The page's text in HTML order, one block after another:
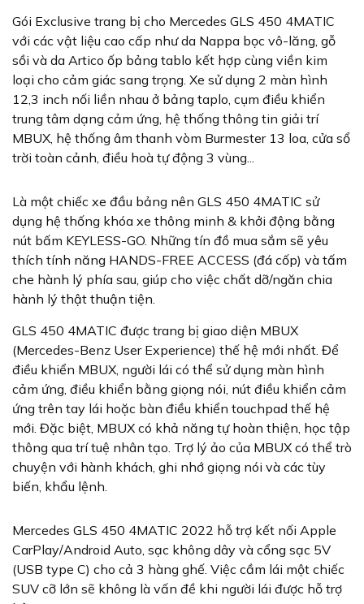
Gói Exclusive trang bị cho Mercedes GLS 450 4MATIC
với các vật liệu cao cấp như da Nappa bọc vô-lăng, gỗ
sồi và da Artico ốp bảng tablo kết hợp cùng viền kim
loại cho cảm giác sang trọng. Xe sử dụng 2 màn hình
12,3 inch nối liền nhau ở bảng taplo, cụm điều khiển
trung tâm dạng cảm ứng, hệ thống thông tin giải trí
MBUX, hệ thống âm thanh vòm Burmester 13 loa, cửa sổ
trời toàn cảnh, điều hoà tự động 3 vùng...
Là một chiếc xe đầu bảng nên GLS 450 4MATIC sử
dụng hệ thống khóa xe thông minh & khởi động bằng
nút bấm KEYLESS-GO. Những tín đồ mua sắm sẽ yêu
thích tính năng HANDS-FREE ACCESS (đá cốp) và tấm
che hành lý phía sau, giúp cho việc chất dỡ/ngăn chia
hành lý thật thuận tiện.
GLS 450 4MATIC được trang bị giao diện MBUX
(Mercedes-Benz User Experience) thế hệ mới nhất. Để
điều khiển MBUX, người lái có thể sử dụng màn hình
cảm ứng, điều khiển bằng giọng nói, nút điều khiển cảm
ứng trên tay lái hoặc bàn điều khiển touchpad thế hệ
mới. Đặc biệt, MBUX có khả năng tự hoàn thiện, học tập
thông qua trí tuệ nhân tạo. Trợ lý ảo của MBUX có thể trò
chuyện với hành khách, ghi nhớ giọng nói và các tùy
biến, khẩu lệnh.
Mercedes GLS 450 4MATIC 2022 hỗ trợ kết nối Apple
CarPlay/Android Auto, sạc không dây và cổng sạc 5V
(USB type C) cho cả 3 hàng ghế. Việc cầm lái một chiếc
SUV cỡ lớn sẽ không là vấn đề khi người lái được hỗ trợ